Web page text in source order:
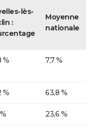
lès-
:
Moyenne
nationale
% 7,7 %
% 63,8 %
23,6 %